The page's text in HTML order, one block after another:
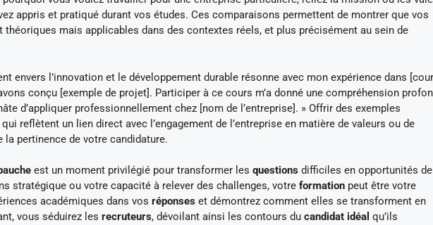
appris et pratiqué durant vos études. Ces comparaisons permettent de montrer que vos
mais applicables dans des contextes réels, et plus précisément au sein de
envers l’innovation et le développement durable résonne avec mon expérience dans
conçu [exemple de projet]. Participer à ce cours m’a donné une compréhension
d’appliquer professionnellement chez [nom de l’entreprise]. » Offrir des exemples
reflètent un lien direct avec l’engagement de l’entreprise en matière de valeurs ou de
pertinence de votre candidature.
est un moment privilégié pour transformer les questions difficiles en opportunités de
stratégique ou votre capacité à relever des challenges, votre formation peut être votre
académiques dans vos réponses et démontrez comment elles se transforment en
vous séduirez les recruteurs, dévoilant ainsi les contours du candidat idéal qu’ils